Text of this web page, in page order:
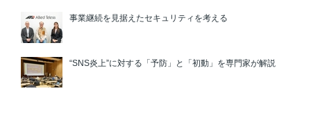
事業継続を見据えたセキュリティを考える
“SNS炎上”に対する「予防」と「初動」を専門家が解説